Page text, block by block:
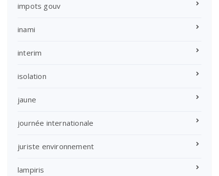
impots gouv
inami
interim
isolation
jaune
journée internationale
juriste environnement
lampiris